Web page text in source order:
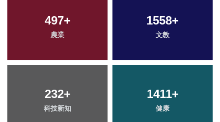
497+
農業
1558+
文教
232+
科技新知
1411+
健康